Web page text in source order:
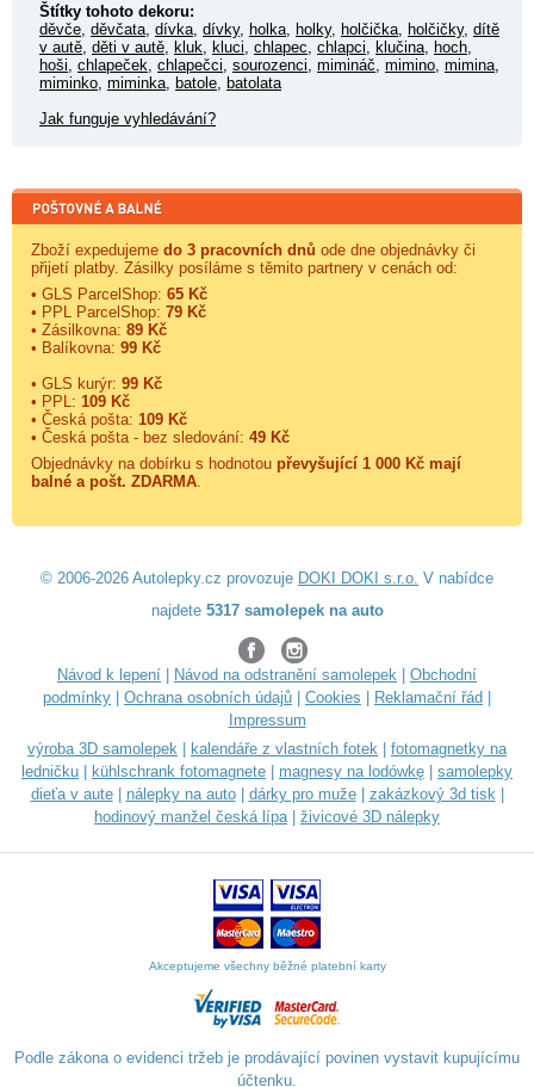
Štítky tohoto dekoru:
děvče děvčata dívka dívky, holka holky, holčička holčičky, dítě
v autě děti v autě kluk kluci chlapec chlapci klučina hoch
hoši chlapeček chlapečci sourozenci mimináč mimino mimina
miminko miminka batole
batolata
Jak funguje vyhledávání?
Zboží expedujeme do 3 pracovních dnů ode dne objednávky či
přijetí platby. Zásilky posíláme s těmito partnery v cenách od:
• GLS ParcelShop: 65 Kč
• PPL ParcelShop: 79 Kč
• Zásilkovna: 89 Kč
• Balíkovna: 99 Kč
• GLS kurýr: 99 Kč
• PPL: 109 Kč
• Česká pošta: 109 Kč
• Česká pošta - bez sledování: 49 Kč
Objednávky na dobírku s hodnotou převyšující 1 000 Kč mají
balné a pošt. ZDARMA
© 2006-2026 Autolepky.cz provozuje DOKI DOKI s.r.o. V nabídce
najdete 5317 samolepek na auto
Návod k lepení Návod na odstranění samolepek
Obchodní
podmínky
Ochrana osobních údajů Cookies Reklamační řád
Impressum
výroba 3D samolepek
kalendáře z vlastních fotek
fotomagnetky na
ledničku
kühlschrank fotomagnete magnesy na lodówkę
samolepky
dieťa v aute| nálepky na auto| dárky pro muže| zakázkový 3d tisk|
hodinový manžel česká lípa| živicové 3D nálepky
Akceptujeme všechny běžné platební karty
Podle zákona o evidenci tržeb je prodávající povinen vystavit kupujícímu
účtenku.